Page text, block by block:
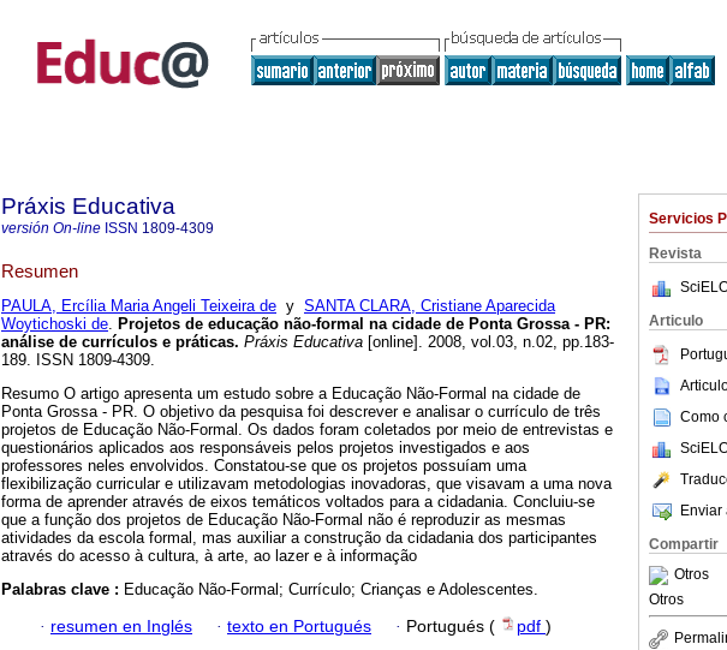
Servicios
Revista
Articulo
Como
Enviar
Compartir
Otros
Otros
Práxis Educativa
versión On-line ISSN 1809-4309
Resumen
PAULA, Ercília Maria Angeli Teixeira de y SANTA CLARA, Cristiane Aparecida
Woytichoski de. Projetos de educação não-formal na cidade de Ponta Grossa - PR:
análise de currículos e práticas. Práxis Educativa [online]. 2008, vol.03, n.02, pp.183-
189. ISSN 1809-4309.
Resumo O artigo apresenta um estudo sobre a Educação Não-Formal na cidade de
Ponta Grossa - PR. O objetivo da pesquisa foi descrever e analisar o currículo de três
projetos de Educação Não-Formal. Os dados foram coletados por meio de entrevistas e
questionários aplicados aos responsáveis pelos projetos investigados e aos
professores neles envolvidos. Constatou-se que os projetos possuíam uma
flexibilização curricular e utilizavam metodologias inovadoras, que visavam a uma nova
forma de aprender através de eixos temáticos voltados para a cidadania. Concluiu-se
que a função dos projetos de Educação Não-Formal não é reproduzir as mesmas
atividades da escola formal, mas auxiliar a construção da cidadania dos participantes
através do acesso à cultura, à arte, ao lazer e à informação
Palabras clave : Educação Não-Formal; Currículo; Crianças e Adolescentes.
· resumen en Inglés · texto en Portugués · Portugués ( pdf )